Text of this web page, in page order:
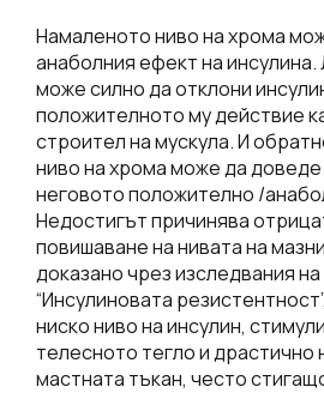
Намаленото ниво на хрома
анаболния ефект на
може силно да отклони
положителното му действие
строител на мускула. И
ниво на хрома може да
неговото положително /
Недостигът причинява
повишаване на нивата на
доказано чрез изследвания
“Инсулиновата
ниско ниво на инсулин,
телесното тегло и драстично
мастната тъкан, често